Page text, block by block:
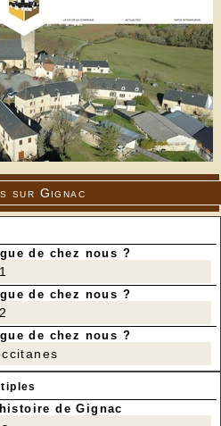
sur Gignac
de chez nous ?
de chez nous ?
de chez nous ?
de Gignac